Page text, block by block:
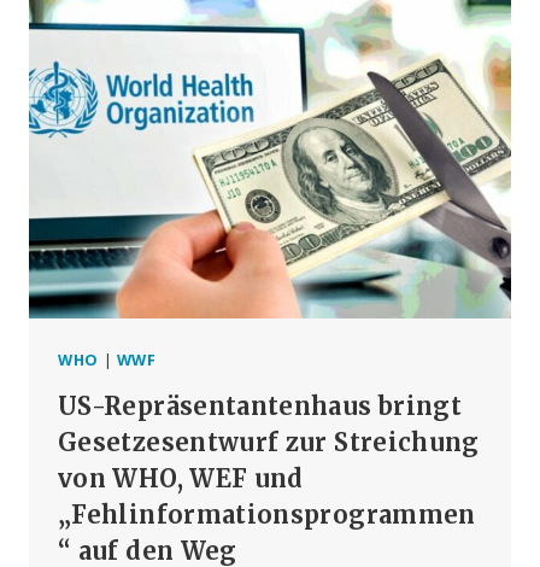
ZENSUR
ZUM
KOMMT,
BEFINDET
SICH
AUF
DEM
WEG
ZU
DYSTOPIE
JR.
VOR
AUSCHUSS
DES
REPRÄSENTANTENHAUSES
WHO | WWF
US-Repräsentantenhaus bringt
Gesetzesentwurf zur Streichung
von WHO, WEF und
„Fehlinformationsprogrammen
“ auf den Weg